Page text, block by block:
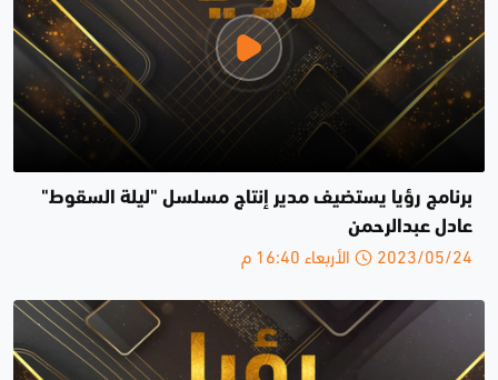
برنامج رؤيا يستضيف مدير إنتاج مسلسل "ليلة السقوط"
عادل عبدالرحمن
2023/05/24 الأربعاء 16:40 م